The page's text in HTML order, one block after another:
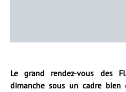
Le grand rendez-vous des
dimanche sous un cadre bien